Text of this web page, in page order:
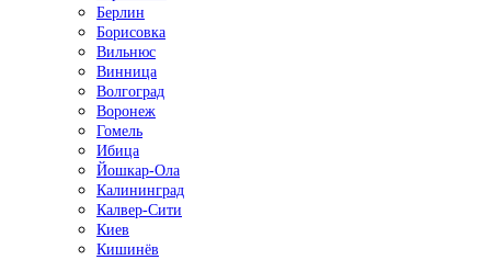
Берлин
Борисовка
Вильнюс
Винница
Волгоград
Воронеж
Гомель
Ибица
Йошкар-Ола
Калининград
Калвер-Сити
Киев
Кишинёв